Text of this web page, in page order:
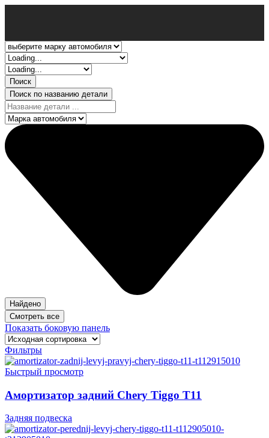
Поиск
Поиск по названию детали
Найдено
Смотреть все
Показать боковую панель
Фильтры
Быстрый просмотр
Амортизатор задний Chery Tiggo T11
Задняя подвеска